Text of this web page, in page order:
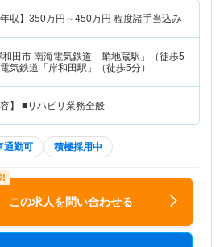
収】 350万円～450万円 程度諸手当込み
和田市 南海電気鉄道「蛸地蔵駅」（徒歩5
気鉄道「岸和田駅」（徒歩5分）
容】 ■リハビリ業務全般
通勤可 積極採用中
この求人を問い合わせる